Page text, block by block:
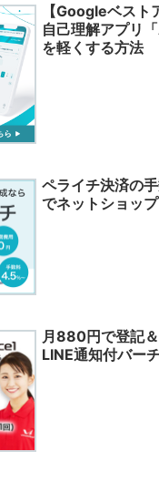
【Googleベスト
自己理解アプリ
を軽くする方法
ペライチ決済の
でネットショッ
月880円で登記
LINE通知付バー